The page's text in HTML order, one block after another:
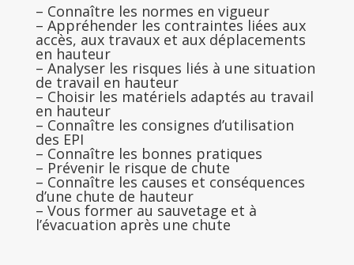
– Connaître les normes en vigueur
– Appréhender les contraintes liées aux
accès, aux travaux et aux déplacements
en hauteur
– Analyser les risques liés à une situation
de travail en hauteur
– Choisir les matériels adaptés au travail
en hauteur
– Connaître les consignes d’utilisation
des EPI
– Connaître les bonnes pratiques
– Prévenir le risque de chute
– Connaître les causes et conséquences
d’une chute de hauteur
– Vous former au sauvetage et à
l’évacuation après une chute